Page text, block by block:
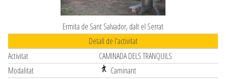
Ermita de Sant Salvador, dalt el Serrat
Detall de l'activitat
Activitat
CAMINADA DELS TRANQUILS
Modalitat
Caminant